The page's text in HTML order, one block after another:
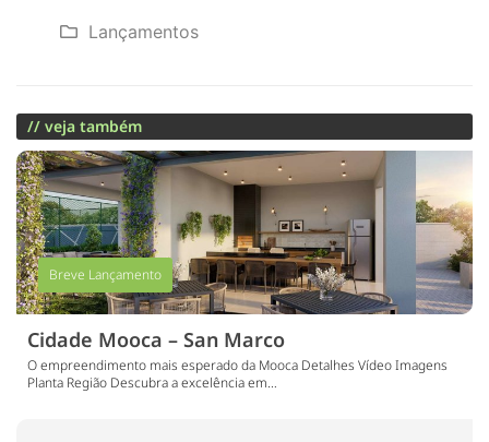
Lançamentos
// veja também
Breve Lançamento
Cidade Mooca – San Marco
O empreendimento mais esperado da Mooca Detalhes Vídeo Imagens
Planta Região Descubra a excelência em…